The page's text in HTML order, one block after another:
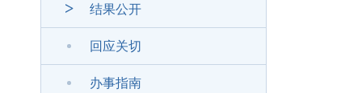
结果公开
回应关切
办事指南